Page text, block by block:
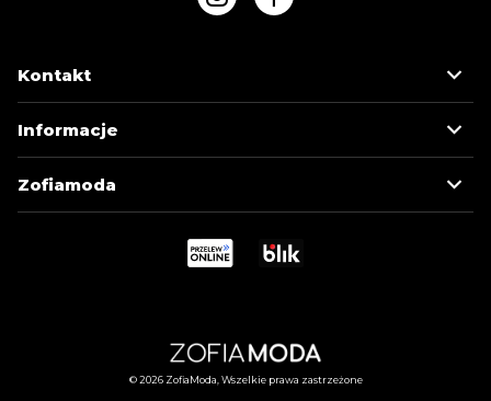
MOJE KONTO
Kontakt
Informacje
Zofiamoda
© 2026 ZofiaModa, Wszelkie prawa zastrzeżone